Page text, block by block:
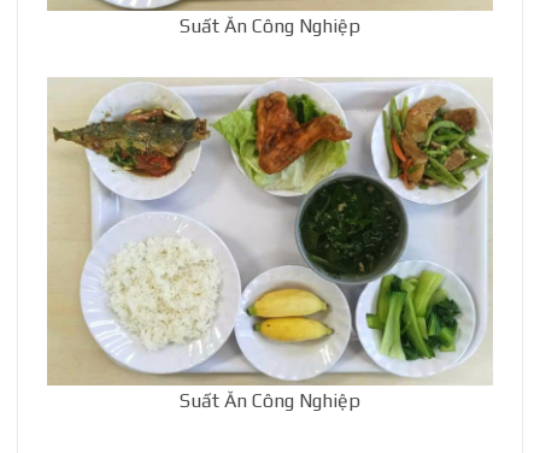
Suất Ăn Công Nghiệp
Suất Ăn Công Nghiệp